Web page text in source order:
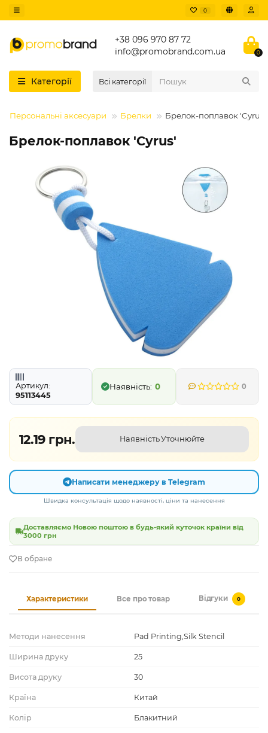
0
+38 096 970 87 72
info@promobrand.com.ua
0
Категорії Всі категорії
Персональні аксесуари Брелки Брелок-поплавок 'Cyrus'
Брелок-поплавок 'Cyrus'
Артикул:
95113445
0 0
12.19 грн. Наявність Уточнюйте
Написати менеджеру в Telegram
Швидка консультація щодо наявності, ціни та нанесення
Доставляємо Новою поштою в будь-який куточок країни від
3000 грн
В обране
Характеристики Все про товар Відгуки 0
Методи нанесення Pad Printing,Silk Stencil
Ширина друку 25
Висота друку 30
Країна Китай
Колір Блакитний